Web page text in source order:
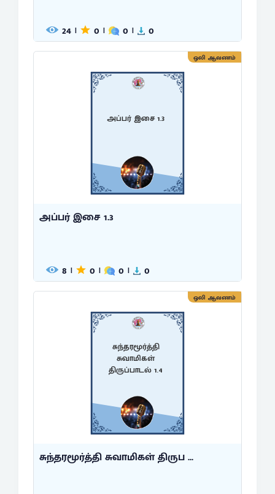
24 | 0 | 0 | 0
ஒலி ஆவணம்
அப்பர் இசை 1.3
அப்பர் இசை 1.3
8 | 0 | 0 | 0
ஒலி ஆவணம்
சுந்தரமூர்த்தி
சுவாமிகள்
திருப்பாடல் 1.4
சுந்தரமூர்த்தி சுவாமிகள் திருப ...